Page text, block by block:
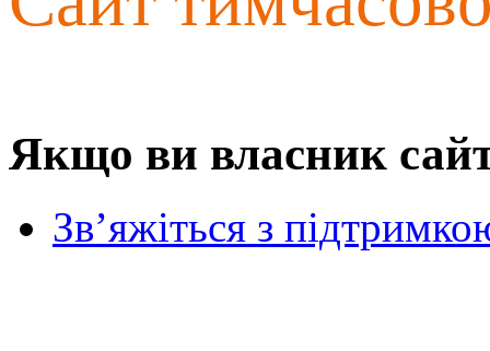
Якщо ви власник
Зв’яжіться з